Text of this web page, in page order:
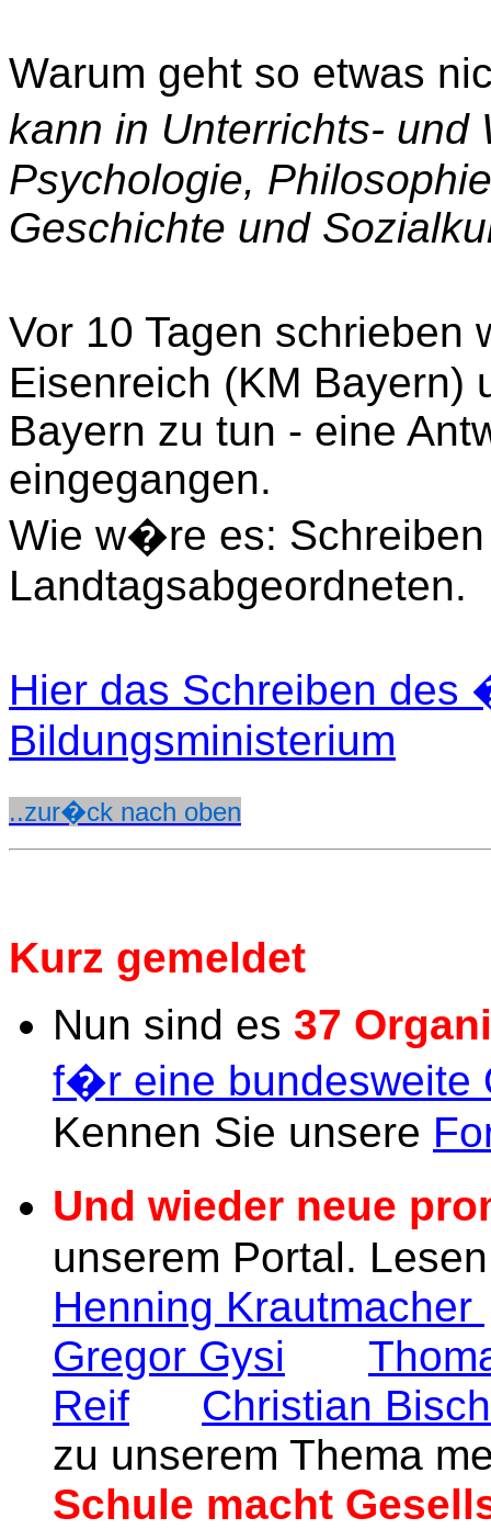
Warum geht so etwas
kann in Unterrichts-
Psychologie,
Geschichte und
Vor 10 Tagen
Eisenreich (KM Bayern)
Bayern zu tun - eine
eingegangen.
Wie w�re es:
Landtagsabgeordneten.
Hier das Schreiben des
Bildungsministerium
..zur�ck nach oben
Kurz gemeldet
Nun sind es 37
f�r eine bundesweite
Kennen Sie unsere
Und wieder neue
unserem Portal.
Henning Krautmacher
Gregor Gysi
Reif
Christian
zu unserem Thema
Schule macht